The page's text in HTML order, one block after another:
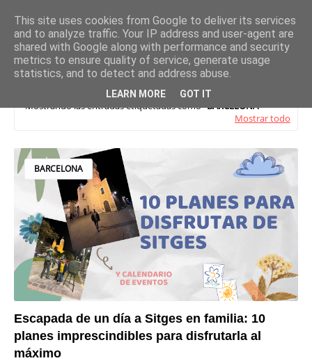
Mostrando las entradas etiquetadas como BARCELONA
Mostrar todo
BARCELONA
Escapada de un día a Sitges en familia: 10
planes imprescindibles para disfrutarla al
máximo
This site uses cookies from Google to deliver its services
and to analyze traffic. Your IP address and user-agent are
shared with Google along with performance and security
metrics to ensure quality of service, generate usage
statistics, and to detect and address abuse.
LEARN MORE GOT IT